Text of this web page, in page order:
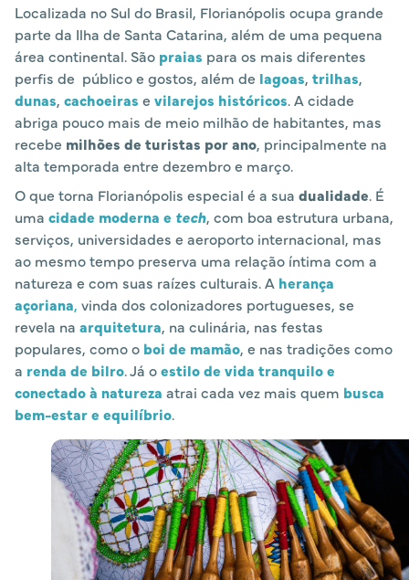
Localizada no Sul do Brasil, Florianópolis ocupa grande
parte da Ilha de Santa Catarina, além de uma pequena
área continental. São praias para os mais diferentes
perfis de público e gostos, além de lagoas, trilhas,
dunas, cachoeiras e vilarejos históricos. A cidade
abriga pouco mais de meio milhão de habitantes, mas
recebe milhões de turistas por ano, principalmente na
alta temporada entre dezembro e março.
O que torna Florianópolis especial é a sua dualidade. É
uma cidade moderna e tech, com boa estrutura urbana,
serviços, universidades e aeroporto internacional, mas
ao mesmo tempo preserva uma relação íntima com a
natureza e com suas raízes culturais. A herança
açoriana, vinda dos colonizadores portugueses, se
revela na arquitetura, na culinária, nas festas
populares, como o boi de mamão, e nas tradições como
a renda de bilro. Já oestilo de vida tranquilo e
conectado à natureza atrai cada vez mais quem busca
bem-estar e equilíbrio.